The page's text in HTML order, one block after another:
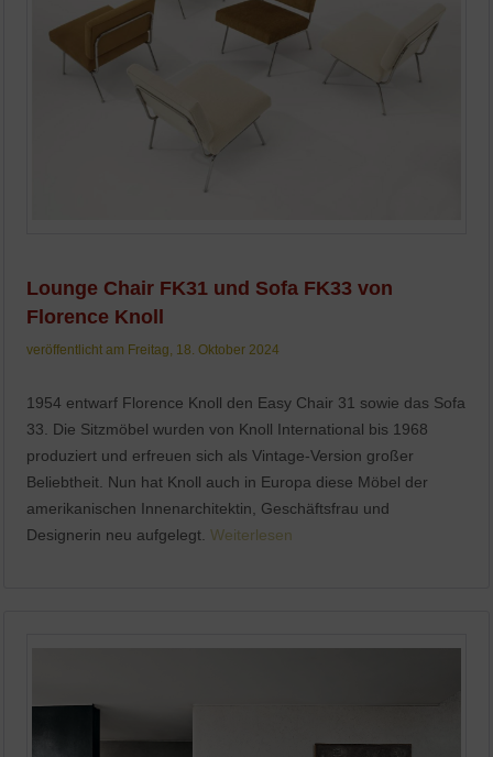
Lounge Chair FK31 und Sofa FK33 von
Florence Knoll
veröffentlicht am Freitag, 18. Oktober 2024
1954 entwarf Florence Knoll den Easy Chair 31 sowie das Sofa
33. Die Sitzmöbel wurden von Knoll International bis 1968
produziert und erfreuen sich als Vintage-Version großer
Beliebtheit. Nun hat Knoll auch in Europa diese Möbel der
amerikanischen Innenarchitektin, Geschäftsfrau und
Designerin neu aufgelegt.Weiterlesen